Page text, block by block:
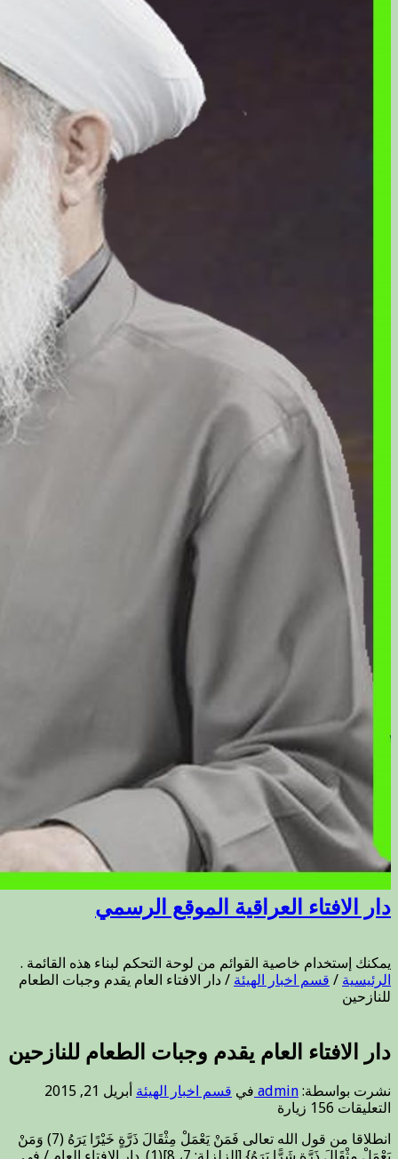
دار الافتاء العراقية الموقع الرسمي
يمكنك إستخدام خاصية القوائم من لوحة التحكم لبناء هذه القائمة .
الرئيسية / قسم اخبار الهيئة / دار الافتاء العام يقدم وجبات الطعام
للنازحين
دار الافتاء العام يقدم وجبات الطعام للنازحين
نشرت بواسطة: admin في قسم اخبار الهيئة أبريل 21, 2015
التعليقات على
الافتاء
156 زيارة
انطلاقا من قول الله تعالى فَمَنْ يَعْمَلْ مِثْقَالَ ذَرَّةٍ خَيْرًا يَرَهُ (7) وَمَنْ